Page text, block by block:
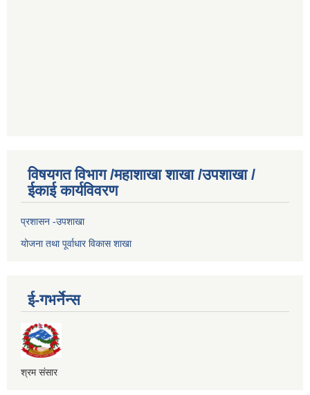
विषयगत विभाग /महाशाखा शाखा /उपशाखा /
ईकाई कार्यविवरण
प्रशासन -उपशाखा
योजना तथा पूर्वाधार विकास शाखा
ई-गभर्नेन्स
श्रम संसार